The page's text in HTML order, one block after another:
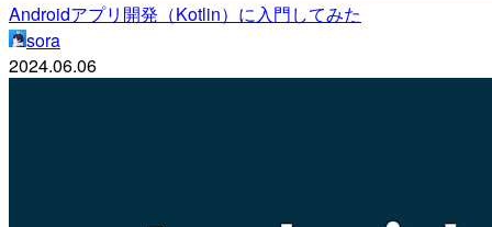
Androidアプリ開発（Kotlin）に入門してみた
sora
2024.06.06